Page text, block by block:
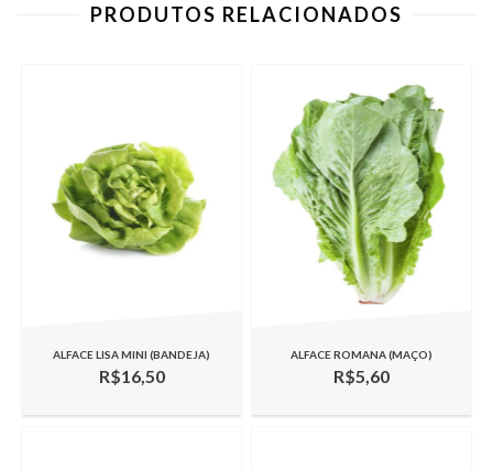
PRODUTOS RELACIONADOS
ALFACE LISA MINI (BANDEJA)
R$16,50
ALFACE ROMANA (MAÇO)
R$5,60